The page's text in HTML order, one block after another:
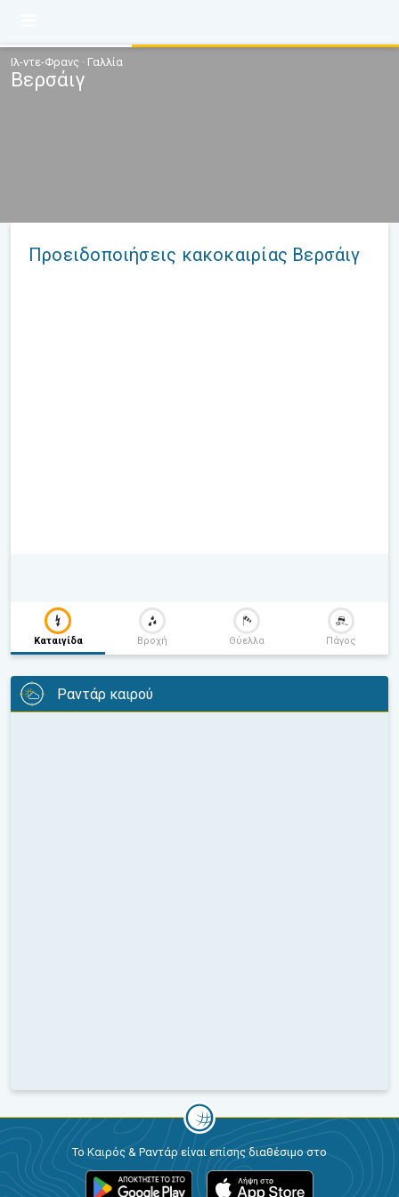
Ιλ-ντε-Φρανς · Γαλλία
Βερσάιγ
Προειδοποιήσεις κακοκαιρίας Βερσάιγ
Καταιγίδα Βροχή Θύελλα Πάγος
Ραντάρ καιρού
Το Καιρός & Ραντάρ είναι επίσης διαθέσιμο στο